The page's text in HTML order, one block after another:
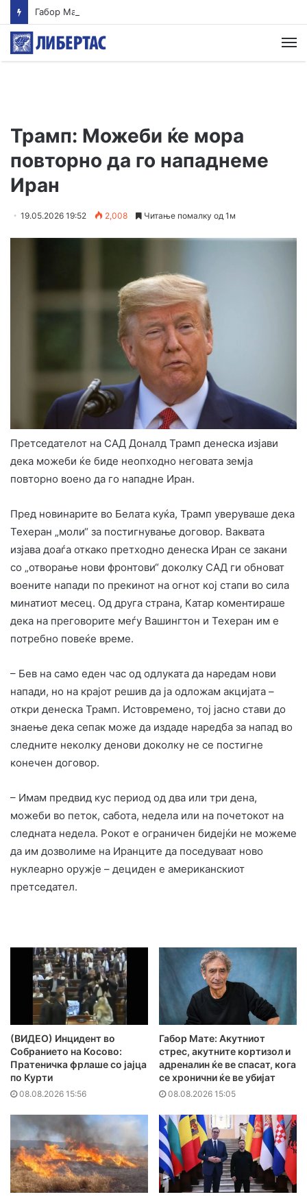
Трамп: Можеби ќе мора
повторно да го нападнеме
Иран
19.05.2026 19:52 2,008 Читање помалку од 1м
Претседателот на САД Доналд Трамп денеска изјави
дека можеби ќе биде неопходно неговата земја
повторно воено да го нападне Иран.
Пред новинарите во Белата куќа, Трамп уверуваше дека
Техеран „моли“ за постигнување договор. Ваквата
изјава доаѓа откако претходно денеска Иран се закани
со „отворање нови фронтови“ доколку САД ги обноват
воените напади по прекинот на огнот кој стапи во сила
минатиот месец. Од друга страна, Катар коментираше
дека на преговорите меѓу Вашингтон и Техеран им е
потребно повеќе време.
– Бев на само еден час од одлуката да наредам нови
напади, но на крајот решив да ја одложам акцијата –
откри денеска Трамп. Истовремено, тој јасно стави до
знаење дека сепак може да издаде наредба за напад во
следните неколку денови доколку не се постигне
конечен договор.
– Имам предвид кус период од два или три дена,
можеби во петок, сабота, недела или на почетокот на
следната недела. Рокот е ограничен бидејќи не можеме
да им дозволиме на Иранците да поседуваат ново
нуклеарно оружје – дециден е американскиот
претседател.
(ВИДЕО) Инцидент во
Собранието на Косово:
Пратеничка фрлаше со јајца
по Курти
08.08.2026 15:56
Габор Мате: Акутниот
стрес, акутните кортизол и
адреналин ќе ве спасат, кога
се хронични ќе ве убијат
08.08.2026 15:05